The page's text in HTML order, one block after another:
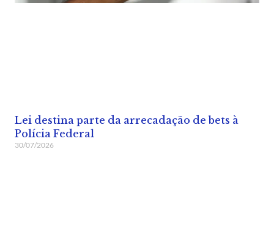
Lei destina parte da arrecadação de bets à
Polícia Federal
30/07/2026